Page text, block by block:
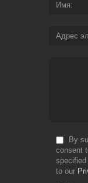
Имя
Адрес
By
consent
to our